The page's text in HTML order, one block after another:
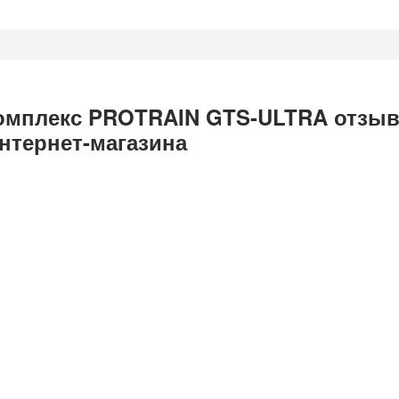
PROTRAIN GTS-ULTRA
магазина